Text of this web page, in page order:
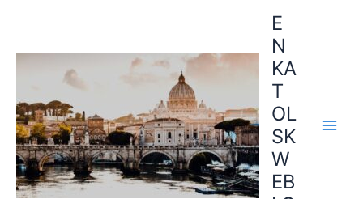
E
N
KA
T
OL
SK
W
EB